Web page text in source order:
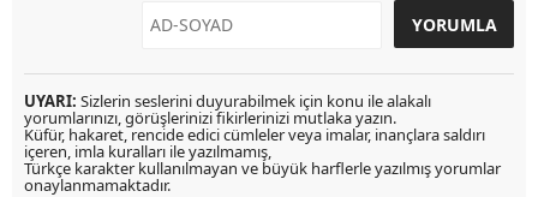
UYARI: Sizlerin seslerini duyurabilmek için konu ile alakalı
yorumlarınızı, görüşlerinizi fikirlerinizi mutlaka yazın.
Küfür, hakaret, rencide edici cümleler veya imalar, inançlara saldırı
içeren, imla kuralları ile yazılmamış,
Türkçe karakter kullanılmayan ve büyük harflerle yazılmış yorumlar
onaylanmamaktadır.